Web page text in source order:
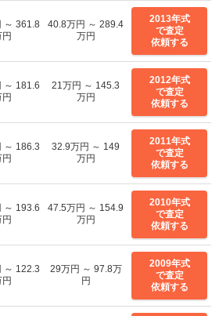
～ 361.8
40.8万円 ～ 289.4
万円
2013年式
で査定
依頼する
～ 181.6
21万円 ～ 145.3
万円
2012年式
で査定
依頼する
～ 186.3
32.9万円 ～ 149
万円
2011年式
で査定
依頼する
～ 193.6
47.5万円 ～ 154.9
万円
2010年式
で査定
依頼する
～ 122.3
29万円 ～ 97.8万
円
2009年式
で査定
依頼する